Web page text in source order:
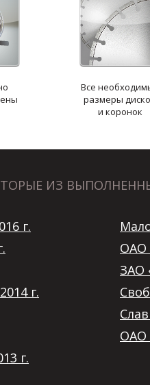
Все
размеры
и коронок
ИЗ
г.
г.
г.
ОАО
ЗАО
ОАО